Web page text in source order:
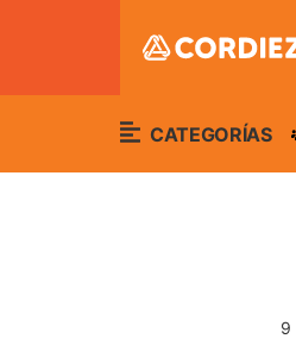
CATEGORÍAS
9